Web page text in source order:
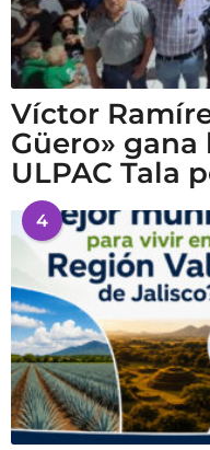
Víctor
Güero»
ULPAC Tala
4